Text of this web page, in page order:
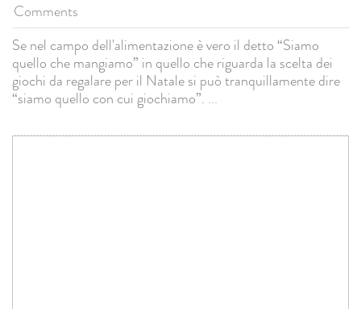
Comments
Se nel campo dell'alimentazione è vero il detto “Siamo
quello che mangiamo” in quello che riguarda la scelta dei
giochi da regalare per il Natale si può tranquillamente dire
“siamo quello con cui giochiamo”. ...